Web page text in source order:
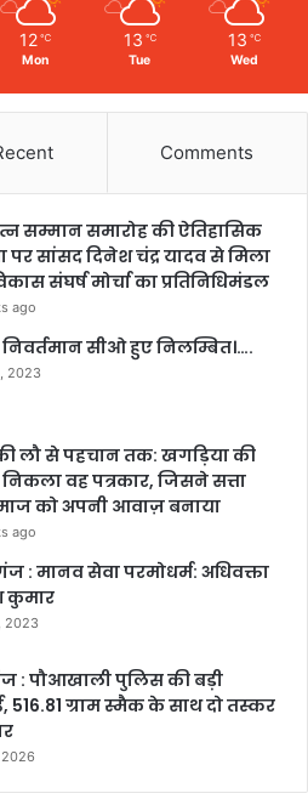
12 ℃
Mon
13 ℃
Tue
13 ℃
Wed
Comments
सम्मान समारोह की ऐतिहासिक
सांसद दिनेश चंद्र यादव से मिला
संघर्ष मोर्चा का प्रतिनिधिमंडल
ago
सीओ हुए निलम्बित।….
2023
लौ से पहचान तक: खगड़िया की
निकला वह पत्रकार, जिसने सत्ता
को अपनी आवाज़ बनाया
ago
: मानव सेवा परमोधर्म: अधिवक्ता
2023
: पौआखाली पुलिस की बड़ी
516.81 ग्राम स्मैक के साथ दो तस्कर